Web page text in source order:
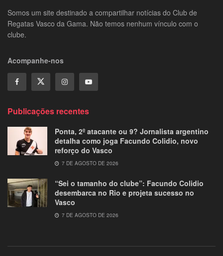
Somos um site destinado a compartilhar notícias do Club de
Regatas Vasco da Gama. Não temos nenhum vínculo com o
clube.
Acompanhe-nos
Publicações recentes
Ponta, 2º atacante ou 9? Jornalista argentino
detalha como joga Facundo Colidio, novo
reforço do Vasco
7 DE AGOSTO DE 2026
“Sei o tamanho do clube”: Facundo Colidio
desembarca no Rio e projeta sucesso no
Vasco
7 DE AGOSTO DE 2026